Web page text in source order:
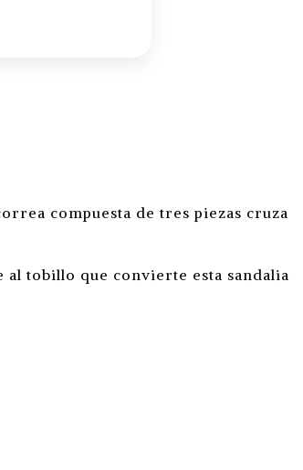
compuesta de tres piezas cruza
al tobillo que convierte esta sandalia